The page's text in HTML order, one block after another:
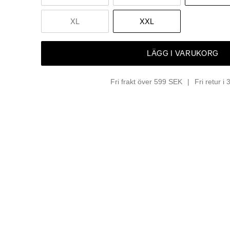
XL XXL
LÄGG I VARUKORG
Fri frakt över 599 SEK Fri retur i